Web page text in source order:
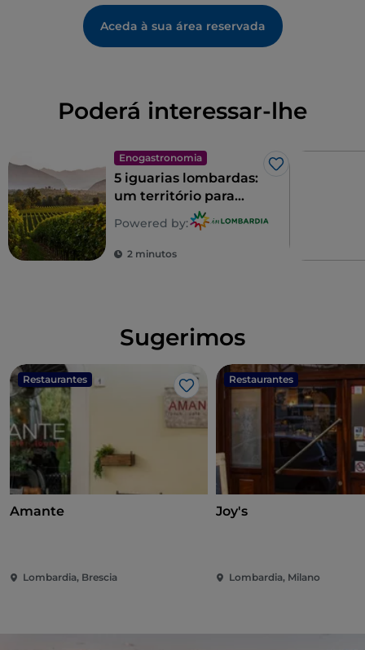
Aceda à sua área reservada
Poderá interessar-lhe
Enogastronomia
Gosto
5 iguarias lombardas:
um território para
Powered by:
2 minutos
Sugerimos
Restaurantes
Gosto
Amante
Lombardia, Brescia
Restaurantes
Joy's
Lombardia, Milano